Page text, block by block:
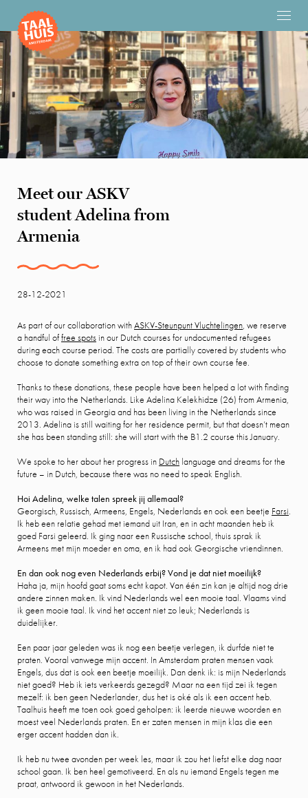
Meet our ASKV
student Adelina from
Armenia
28-12-2021
As part of our collaboration withASKV-Steunpunt Vluchtelingen, we reserve
a handful offree spotsin our Dutch courses for undocumented refugees
during each course period. The costs are partially covered by students who
choose to donate something extra on top of their own course fee.
Thanks to these donations, these people have been helped a lot with finding
their way into the Netherlands. Like Adelina Kelekhidze (26) from Armenia,
who was raised in Georgia and has been living in the Netherlands since
2013. Adelina is still waiting for her residence permit, but that doesn’t mean
she has been standing still: she will start with the B1.2 course this January.
We spoke to her about her progress in Dutch language and dreams for the
future – in Dutch, because there was no need to speak English.
Hoi Adelina, welke talen spreek jij allemaal?
Georgisch, Russisch, Armeens, Engels, Nederlands en ook een beetje Farsi.
Ik heb een relatie gehad met iemand uit Iran, en in acht maanden heb ik
goed Farsi geleerd. Ik ging naar een Russische school, thuis sprak ik
Armeens met mijn moeder en oma, en ik had ook Georgische vriendinnen.
En dan ook nog even Nederlands erbij? Vond je dat niet moeilijk?
Haha ja, mijn hoofd gaat soms echt kapot. Van één zin kan je altijd nog drie
andere zinnen maken. Ik vind Nederlands wel een mooie taal. Vlaams vind
ik geen mooie taal. Ik vind het accent niet zo leuk; Nederlands is
duidelijker.
Een paar jaar geleden was ik nog een beetje verlegen, ik durfde niet te
praten. Vooral vanwege mijn accent. In Amsterdam praten mensen vaak
Engels, dus dat is ook een beetje moeilijk. Dan denk ik: is mijn Nederlands
niet goed? Heb ik iets verkeerds gezegd? Maar na een tijd zei ik tegen
mezelf: ik ben geen Nederlander, dus het is oké als ik een accent heb.
Taalhuis heeft me toen ook goed geholpen: ik leerde nieuwe woorden en
moest veel Nederlands praten. En er zaten mensen in mijn klas die een
erger accent hadden dan ik.
Ik heb nu twee avonden per week les, maar ik zou het liefst elke dag naar
school gaan. Ik ben heel gemotiveerd. En als nu iemand Engels tegen me
praat, antwoord ik gewoon in het Nederlands.